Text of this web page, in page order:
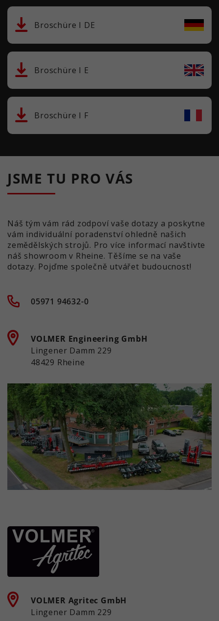
Broschüre I DE
Broschüre I E
Broschüre I F
JSME TU PRO VÁS
Náš tým vám rád zodpoví vaše dotazy a poskytne
vám individuální poradenství ohledně našich
zemědělských strojů. Pro více informací navštivte
náš showroom v Rheine. Těšíme se na vaše
dotazy. Pojďme společně utvářet budoucnost!
05971 94632-0
VOLMER Engineering GmbH
Lingener Damm 229
48429 Rheine
VOLMER Agritec GmbH
Lingener Damm 229